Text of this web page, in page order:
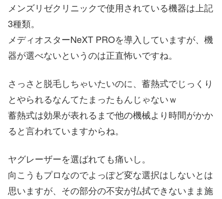
メンズリゼクリニックで使用されている機器は上記
3種類。
メディオスターNeXT PROを導入していますが、機
器が選べないというのは正直怖いですね。
さっさと脱毛しちゃいたいのに、蓄熱式でじっくり
とやられるなんてたまったもんじゃないｗ
蓄熱式は効果が表れるまで他の機械より時間がかか
ると言われていますからね。
ヤグレーザーを選ばれても痛いし。
向こうもプロなのでよっぽど変な選択はしないとは
思いますが、その部分の不安が払拭できないまま施